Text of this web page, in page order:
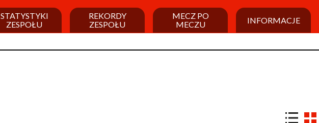
STATYSTYKI
ZESPOŁU
REKORDY
ZESPOŁU
MECZ PO
MECZU
INFORMACJE